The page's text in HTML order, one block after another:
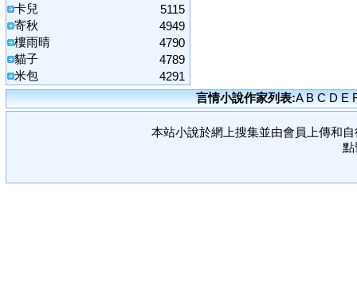
卡兒
5115
寄秋
4949
樓雨晴
4790
貓子
4789
米包
4291
言情小說作家列表:A B C D E
本站小說於網上搜集並由會員上傳和
點